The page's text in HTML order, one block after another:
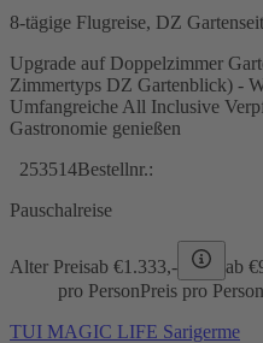
8-tägige Flugreise, DZ
Upgrade auf Doppelzimmer
Zimmertyps DZ Gartenblick) -
Umfangreiche All Inclusive
Gastronomie genießen
253514Bestellnr.:
Pauschalreise
Alter Preisab €1.333,- ab €
pro PersonPreis pro Person
TUI MAGIC LIFE Sarigerme